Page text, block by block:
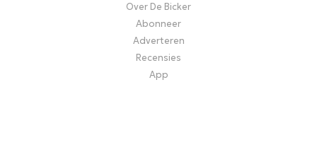
Over De Bicker
Abonneer
Adverteren
Recensies
App